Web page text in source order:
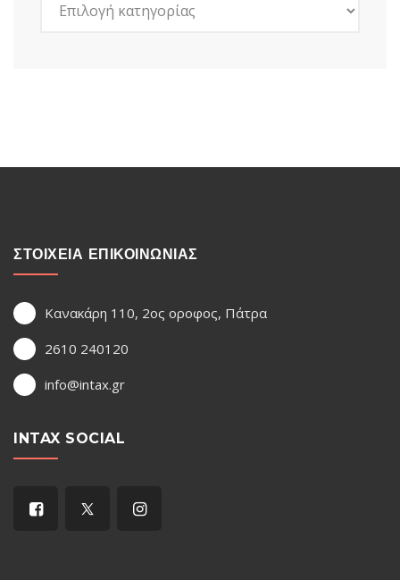
ΣΤΟΙΧΕΙΑ ΕΠΙΚΟΙΝΩΝΙΑΣ
Κανακάρη 110, 2ος οροφος, Πάτρα
2610 240120
info@intax.gr
INTAX SOCIAL